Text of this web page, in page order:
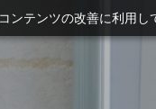
ンテンツの改善に利用